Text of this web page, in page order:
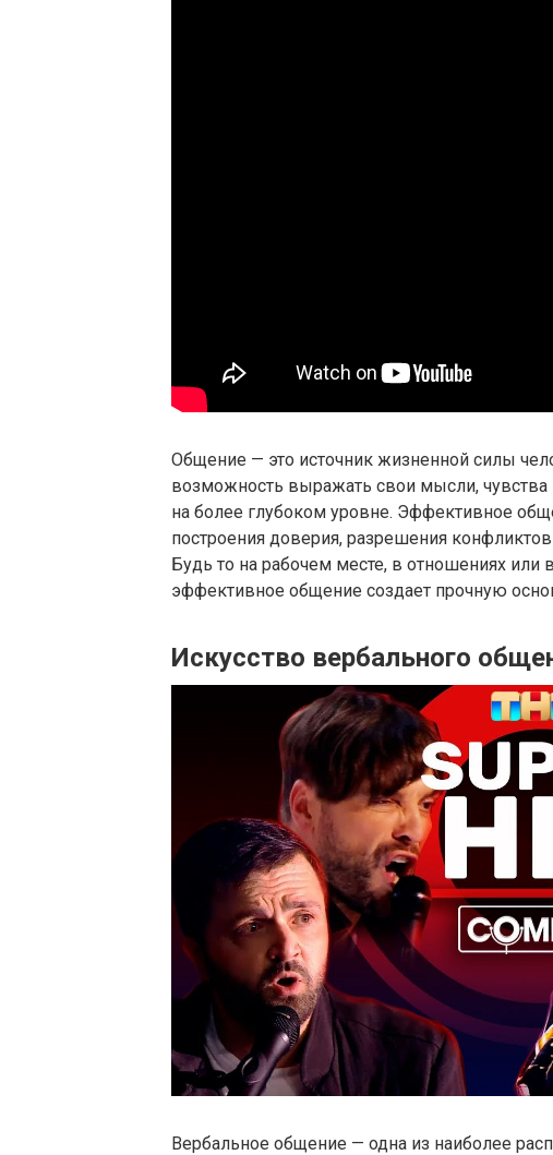
Общение — это источник жизненной силы
возможность выражать свои мысли,
на более глубоком уровне. Эффективное
построения доверия, разрешения
Будь то на рабочем месте, в отношениях
эффективное общение создает прочную
Искусство вербального
Вербальное общение — одна из наиболее